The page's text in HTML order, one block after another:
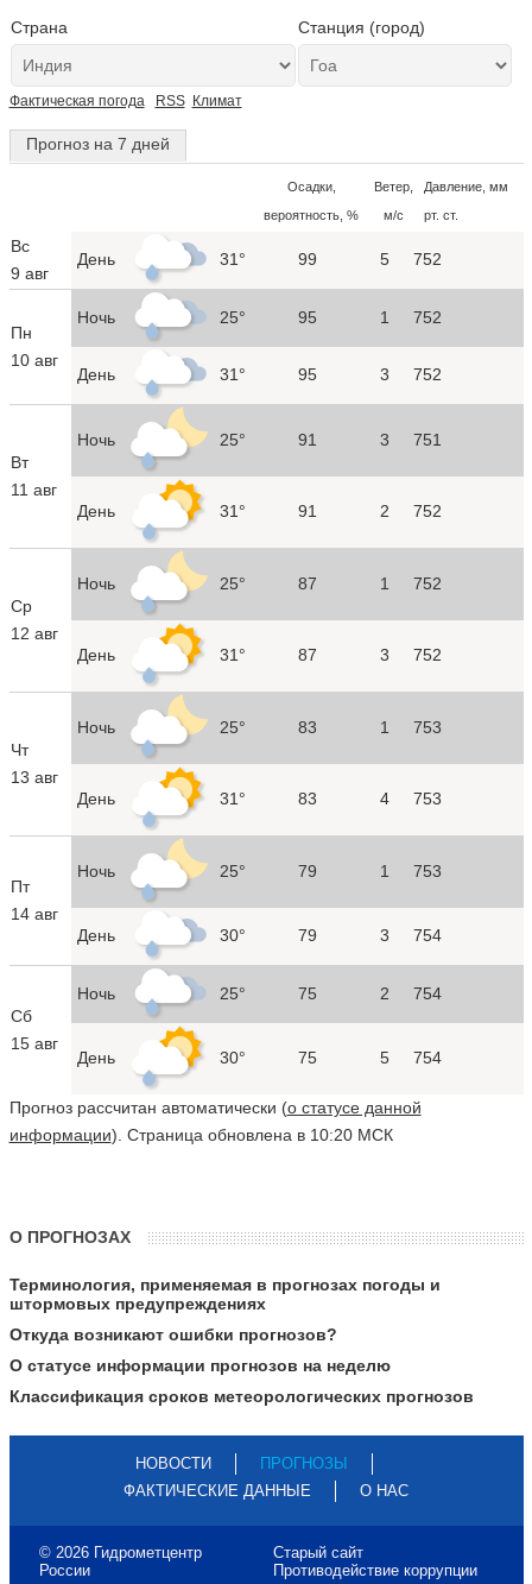
Страна Станция (город)
Фактическая погода RSS Климат
Прогноз на 7 дней
Осадки,
вероятность, %
Ветер,
м/с
Давление, мм
рт. ст.
Вс
9 авг
День 31° 99 5 752
Пн
10 авг
Ночь 25° 95 1 752
День 31° 95 3 752
Вт
11 авг
Ночь 25° 91 3 751
День 31° 91 2 752
Ср
12 авг
Ночь 25° 87 1 752
День 31° 87 3 752
Чт
13 авг
Ночь 25° 83 1 753
День 31° 83 4 753
Пт
14 авг
Ночь 25° 79 1 753
День 30° 79 3 754
Сб
15 авг
Ночь 25° 75 2 754
День 30° 75 5 754
Прогноз рассчитан автоматически (о статусе данной
информации). Страница обновлена в 10:20 МСК
О ПРОГНОЗАХ
Терминология, применяемая в прогнозах погоды и
штормовых предупреждениях
Откуда возникают ошибки прогнозов?
О статусе информации прогнозов на неделю
Классификация сроков метеорологических прогнозов
НОВОСТИ
ПРОГНОЗЫ
ФАКТИЧЕСКИЕ ДАННЫЕ
О НАС
© 2026 Гидрометцентр
России
Старый сайт
Противодействие коррупции